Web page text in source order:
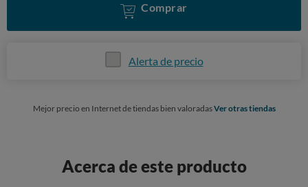
Comprar
Alerta de precio
Mejor precio en Internet de tiendas bien valoradasVer otras tiendas
Acerca de este producto